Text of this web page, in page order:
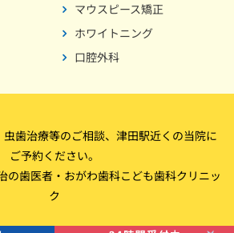
マウスピース矯正
ホワイトニング
口腔外科
歯治療等のご相談、津田駅近くの当院に
ご予約ください。
の歯医者・おがわ歯科こども歯科クリニッ
ク